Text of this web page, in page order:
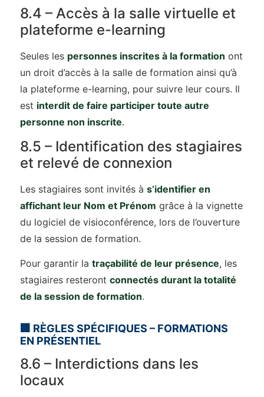
8.4 – Accès à la salle virtuelle et
plateforme e-learning
Seules les personnes inscrites à la formation ont
un droit d’accès à la salle de formation ainsi qu’à
la plateforme e-learning, pour suivre leur cours. Il
est interdit de faire participer toute autre
personne non inscrite.
8.5 – Identification des stagiaires
et relevé de connexion
Les stagiaires sont invités à s’identifier en
affichant leur Nom et Prénom grâce à la vignette
du logiciel de visioconférence, lors de l’ouverture
de la session de formation.
Pour garantir la traçabilité de leur présence, les
stagiaires resteront connectés durant la totalité
de la session de formation.
🏢 RÈGLES SPÉCIFIQUES – FORMATIONS
EN PRÉSENTIEL
8.6 – Interdictions dans les
locaux